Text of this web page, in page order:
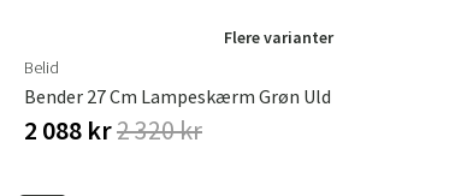
Flere varianter
Belid
Bender 27 Cm Lampeskærm Grøn Uld
2 088 kr2 320 kr